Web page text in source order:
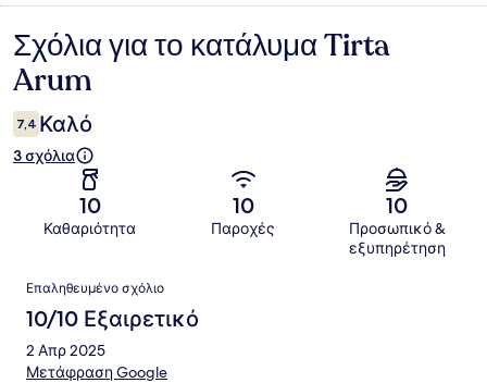
Σχόλια
Σχόλια για το κατάλυμα Tirta
Arum
7,4 Καλό
3 σχόλια
10
Καθαριότητα
10
Παροχές
10
Προσωπικό &
εξυπηρέτηση
Σχόλια
Επαληθευμένο σχόλιο
10/10 Εξαιρετικό
2 Απρ 2025
Μετάφραση Google